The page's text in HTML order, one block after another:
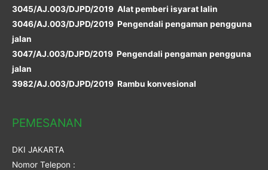
3045/AJ.003/DJPD/2019 Alat pemberi isyarat lalin
3046/AJ.003/DJPD/2019 Pengendali pengaman pengguna
jalan
3047/AJ.003/DJPD/2019 Pengendali pengaman pengguna
jalan
3982/AJ.003/DJPD/2019 Rambu konvesional
PEMESANAN
DKI JAKARTA
Nomor Telepon :